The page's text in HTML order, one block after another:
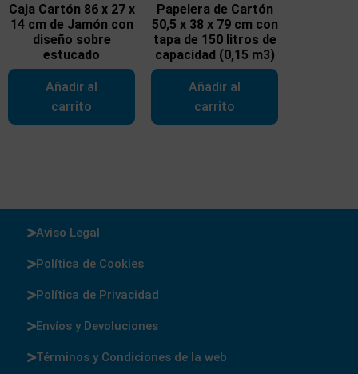
Caja Cartón 86 x 27 x
14 cm de Jamón con
diseño sobre
estucado
Añadir al
carrito
Papelera de Cartón
50,5 x 38 x 79 cm con
tapa de 150 litros de
capacidad (0,15 m3)
Añadir al
carrito
Aviso Legal
Política de Cookies
Política de Privacidad
Envíos y Devoluciones
Términos y Condiciones de la web